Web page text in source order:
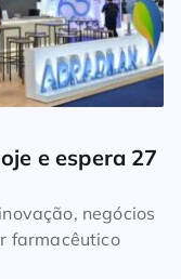
e espera 27
negócios
farmacêutico